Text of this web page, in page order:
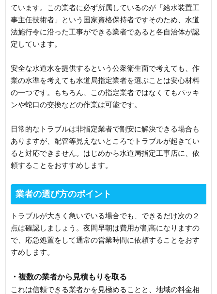
ています。この業者に必ず所属しているのが「給水装置工
事主任技術者」という国家資格保持者ですそのため、水道
法施行令に沿った工事ができる業者であると各自治体が認
定しています。
安全な水道水を提供するという公衆衛生面で考えても、作
業の水準を考えても水道局指定業者を選ぶことは安心材料
の一つです。もちろん、この指定業者ではなくてもパッキ
ンや蛇口の交換などの作業は可能です。
日常的なトラブルは非指定業者で割安に解決できる場合も
ありますが、配管等見えないところでトラブルが起きてい
ると対応できません。はじめから水道局指定工事店に、依
頼することをおすすめします。
業者の選び方のポイント
トラブルが大きく急いでいる場合でも、できるだけ次の２
点は確認しましょう。夜間早朝は費用が割高になりますの
で、応急処置をして通常の営業時間に依頼することをおす
すめします。
・複数の業者から見積もりを取る
これは信頼できる業者かを見極めることと、地域の料金相